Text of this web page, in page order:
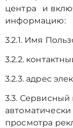
центра и
информацию:
3.2.1. Имя
3.2.2.
3.2.3. адрес
3.3.
просмотра